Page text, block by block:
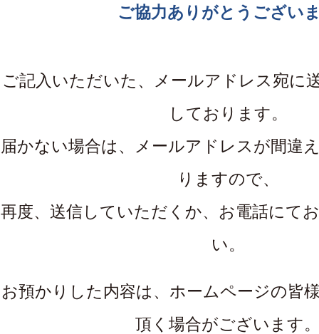
ご協力ありがとうござい
ご記入いただいた、メールアドレス宛に
しております。
届かない場合は、メールアドレスが間違
りますので、
再度、送信していただくか、お電話にて
い。
お預かりした内容は、ホームページの皆
頂く場合がございます